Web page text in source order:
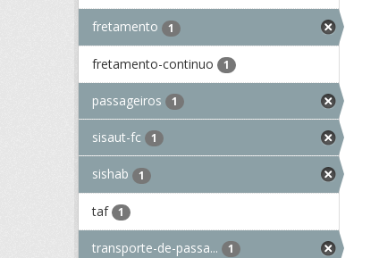
fretamento 1
fretamento-continuo 1
passageiros 1
sisaut-fc 1
sishab 1
taf 1
transporte-de-passa... 1